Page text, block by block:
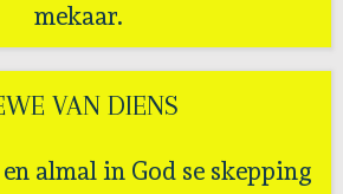
mekaar.
VAN DIENS
almal in God se skepping